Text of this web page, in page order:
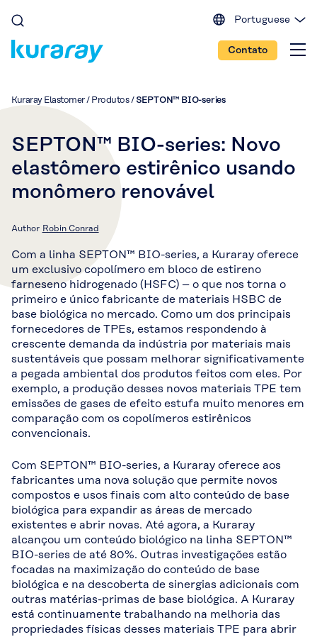
English (EU)
English (IN)
Portuguese
Contato
Kuraray Elastomer/ Produtos/ SEPTON™ BIO-series
SEPTON™ BIO-series: Novo
elastômero estirênico usando
monômero renovável
Author Robin Conrad
Com a linha SEPTON™ BIO-series, a Kuraray oferece
um exclusivo copolímero em bloco de estireno
farneseno hidrogenado (HSFC) – o que nos torna o
primeiro e único fabricante de materiais HSBC de
base biológica no mercado. Como um dos principais
fornecedores de TPEs, estamos respondendo à
crescente demanda da indústria por materiais mais
sustentáveis que possam melhorar significativamente
a pegada ambiental dos produtos feitos com eles. Por
exemplo, a produção desses novos materiais TPE tem
emissões de gases de efeito estufa muito menores em
comparação com os copolímeros estirênicos
convencionais.
Com SEPTON™ BIO-series, a Kuraray oferece aos
fabricantes uma nova solução que permite novos
compostos e usos finais com alto conteúdo de base
biológica para expandir as áreas de mercado
existentes e abrir novas. Até agora, a Kuraray
alcançou um conteúdo biológico na linha SEPTON™
BIO-series de até 80%. Outras investigações estão
focadas na maximização do conteúdo de base
biológica e na descoberta de sinergias adicionais com
outras matérias-primas de base biológica. A Kuraray
está continuamente trabalhando na melhoria das
propriedades físicas desses materiais TPE para abrir